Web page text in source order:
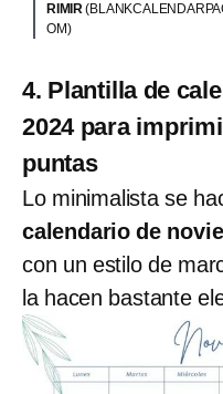
RIMIR
OM)
4. Plantilla de
2024 para
puntas
Lo minimalista se
calendario de
con un estilo de
la hacen bastante